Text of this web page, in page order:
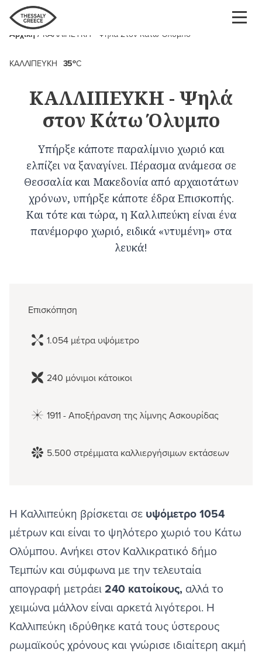
Παράκαμψη
προς
περιεχόμενο
Breadcrumb
Αρχική ΚΑΛΛΙΠΕΥΚΗ - Ψηλά Στον Κάτω Όλυμπο
ΚΑΛΛΙΠΕΥΚΗ 35oC
ΚΑΛΛΙΠΕΥΚΗ - Ψηλά
στον Κάτω Όλυμπο
Υπήρξε κάποτε παραλίμνιο χωριό και
ελπίζει να ξαναγίνει. Πέρασμα ανάμεσα σε
Θεσσαλία και Μακεδονία από αρχαιοτάτων
χρόνων, υπήρξε κάποτε έδρα Επισκοπής.
Και τότε και τώρα, η Καλλιπεύκη είναι ένα
πανέμορφο χωριό, ειδικά «ντυμένη» στα
λευκά!
Η Καλλιπεύκη βρίσκεται σε υψόμετρο 1054
μέτρων και είναι το ψηλότερο χωριό του Κάτω
Ολύμπου. Ανήκει στον Καλλικρατικό δήμο
Τεμπών και σύμφωνα με την τελευταία
απογραφή μετράει240 κατοίκους, αλλά το
χειμώνα μάλλον είναι αρκετά λιγότεροι. Η
Καλλιπεύκη ιδρύθηκε κατά τους ύστερους
ρωμαϊκούς χρόνους και γνώρισε ιδιαίτερη ακμή
Επισκόπηση
1.054 μέτρα υψόμετρο
240 μόνιμοι κάτοικοι
1911 - Αποξήρανση της λίμνης Ασκουρίδας
5.500 στρέμματα καλλιεργήσιμων εκτάσεων